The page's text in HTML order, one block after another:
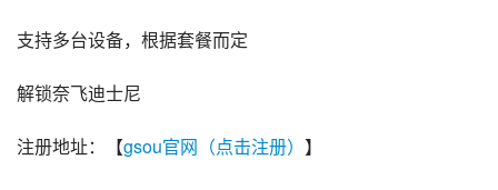
支持多台设备，根据套餐而定
解锁奈飞迪士尼
注册地址：【gsou官网（点击注册） 】